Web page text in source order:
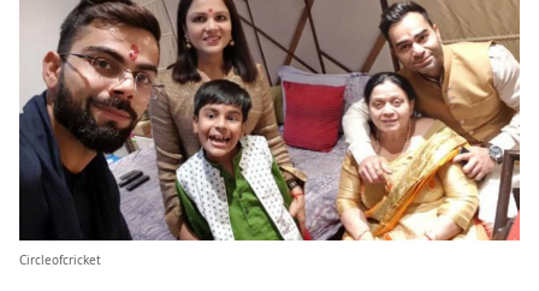
Circleofcricket